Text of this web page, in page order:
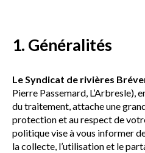
1. Généralités
Le Syndicat de rivières
Pierre Passemard, L’Arbresle),
du traitement, attache une
protection et au respect de
politique vise à vous informer
la collecte, l’utilisation et le